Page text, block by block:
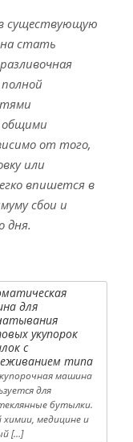
существующую
стать
общими
от того,
или
впишется в
сбои и
дня.
для
укупорок
с
типа
машина
для
бутылки.
медицине и
[…]